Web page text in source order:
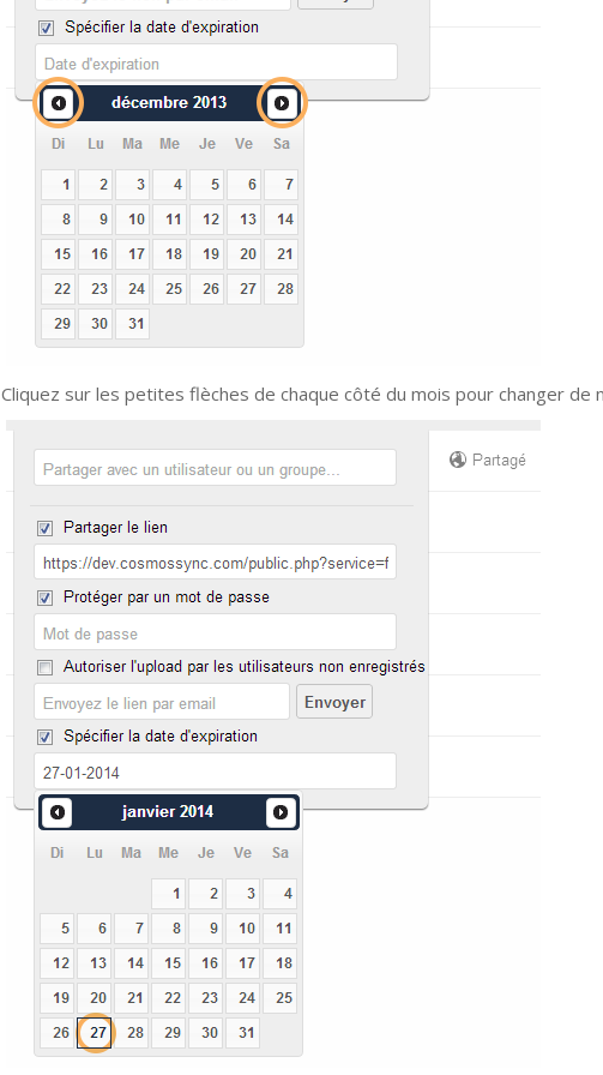
Cliquez sur les petites flèches de chaque côté du mois pour changer de